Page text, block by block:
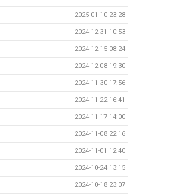
2025-01-10 23:28
2024-12-31 10:53
2024-12-15 08:24
2024-12-08 19:30
2024-11-30 17:56
2024-11-22 16:41
2024-11-17 14:00
2024-11-08 22:16
2024-11-01 12:40
2024-10-24 13:15
2024-10-18 23:07